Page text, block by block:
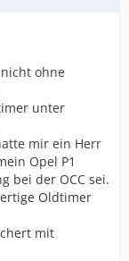
ohne
unter
mir ein Herr
Opel P1
bei der OCC sei.
Oldtimer
mit